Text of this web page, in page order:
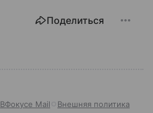
Поделиться
ВФокусе Mail Внешняя политика